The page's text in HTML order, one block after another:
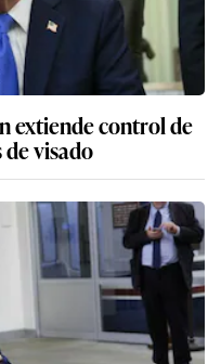
extiende control de
visado